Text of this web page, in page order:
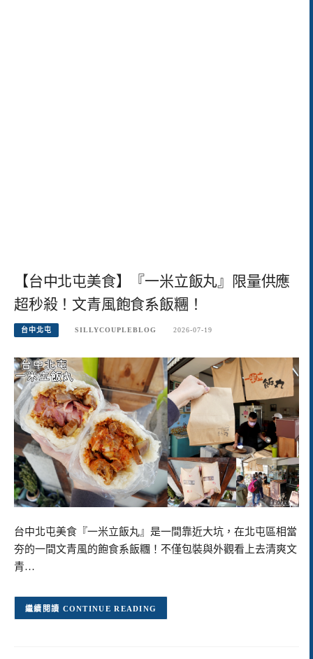
【台中北屯美食】『一米立飯丸』限量供應
超秒殺！文青風飽食系飯糰！
台中北屯 SILLYCOUPLEBLOG 2026-07-19
台中北屯美食『一米立飯丸』是一間靠近大坑，在北屯區相當
夯的一間文青風的飽食系飯糰！不僅包裝與外觀看上去清爽文
青…
CONTINUE READING